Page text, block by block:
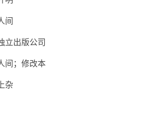
间
立出版公司
间；修改本
杂